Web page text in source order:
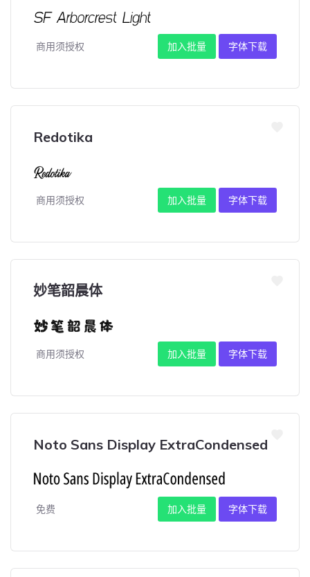
商用须授权 加入批量 字体下载
Redotika
商用须授权 加入批量 字体下载
妙笔韶晨体
商用须授权 加入批量 字体下载
Noto Sans Display ExtraCondensed
免费 加入批量 字体下载